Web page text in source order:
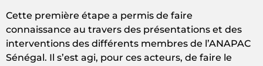
Cette première étape a permis de faire
connaissance au travers des présentations et des
interventions des différents membres de l’ANAPAC
Sénégal. Il s’est agi, pour ces acteurs, de faire le